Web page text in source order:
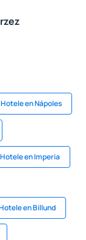
Hotele en Nápoles
Hotele en Imperia
en Billund